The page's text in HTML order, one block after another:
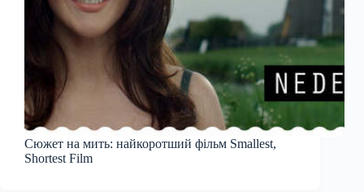
Сюжет на мить: найкоротший фільм Smallest,
Shortest Film